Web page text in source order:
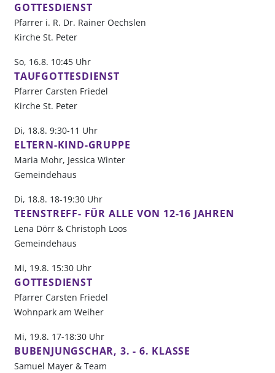
GOTTESDIENST
Pfarrer i. R. Dr. Rainer Oechslen
Kirche St. Peter
So, 16.8. 10:45 Uhr
TAUFGOTTESDIENST
Pfarrer Carsten Friedel
Kirche St. Peter
Di, 18.8. 9:30-11 Uhr
ELTERN-KIND-GRUPPE
Maria Mohr, Jessica Winter
Gemeindehaus
Di, 18.8. 18-19:30 Uhr
TEENSTREFF- FÜR ALLE VON 12-16 JAHREN
Lena Dörr & Christoph Loos
Gemeindehaus
Mi, 19.8. 15:30 Uhr
GOTTESDIENST
Pfarrer Carsten Friedel
Wohnpark am Weiher
Mi, 19.8. 17-18:30 Uhr
BUBENJUNGSCHAR, 3. - 6. KLASSE
Samuel Mayer & Team